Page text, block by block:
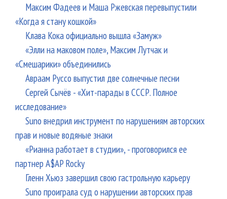
Максим Фадеев и Маша Ржевская перевыпустили
«Когда я стану кошкой»
Клава Кока официально вышла «Замуж»
«Элли на маковом поле», Максим Лутчак и
«Смешарики» объединились
Авраам Руссо выпустил две солнечные песни
Сергей Сычёв - «Хит-парады в СССР. Полное
исследование»
Suno внедрил инструмент по нарушениям авторских
прав и новые водяные знаки
«Рианна работает в студии», - проговорился ее
партнер A$AP Rocky
Гленн Хьюз завершил свою гастрольную карьеру
Suno проиграла суд о нарушении авторских прав